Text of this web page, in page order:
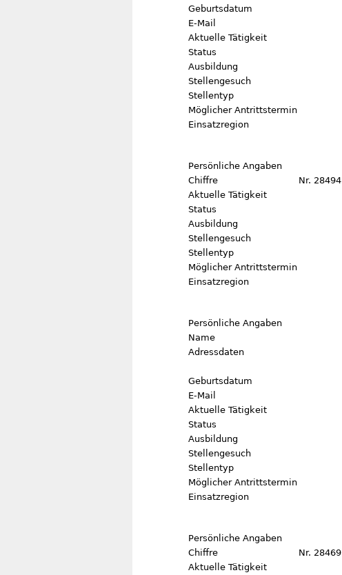
Geburtsdatum
E-Mail
Aktuelle Tätigkeit
Status
Ausbildung
Stellengesuch
Stellentyp
Möglicher Antrittstermin
Einsatzregion
Persönliche Angaben
Chiffre
Nr. 28494
Aktuelle Tätigkeit
Status
Ausbildung
Stellengesuch
Stellentyp
Möglicher Antrittstermin
Einsatzregion
Persönliche Angaben
Name
Adressdaten
Geburtsdatum
E-Mail
Aktuelle Tätigkeit
Status
Ausbildung
Stellengesuch
Stellentyp
Möglicher Antrittstermin
Einsatzregion
Persönliche Angaben
Chiffre
Nr. 28469
Aktuelle Tätigkeit